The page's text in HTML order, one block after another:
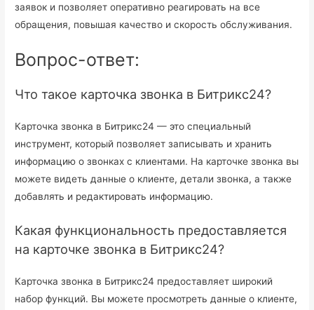
заявок и позволяет оперативно реагировать на все
обращения, повышая качество и скорость обслуживания.
Вопрос-ответ:
Что такое карточка звонка в Битрикс24?
Карточка звонка в Битрикс24 — это специальный
инструмент, который позволяет записывать и хранить
информацию о звонках с клиентами. На карточке звонка вы
можете видеть данные о клиенте, детали звонка, а также
добавлять и редактировать информацию.
Какая функциональность предоставляется
на карточке звонка в Битрикс24?
Карточка звонка в Битрикс24 предоставляет широкий
набор функций. Вы можете просмотреть данные о клиенте,